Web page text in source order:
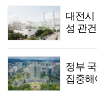
대전시
성 관
정부
집중